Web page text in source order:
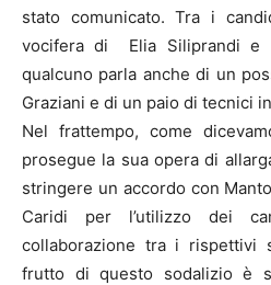
stato comunicato. Tra i
vocifera di Elia Siliprandi e
qualcuno parla anche di un
Graziani e di un paio di tecnici
Nel frattempo, come
prosegue la sua opera di
stringere un accordo con
Caridi per l’utilizzo dei
collaborazione tra i rispettivi
frutto di questo sodalizio è